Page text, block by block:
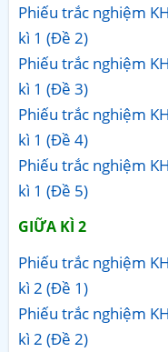
Phiếu trắc nghiệm
kì 1 (Đề 2)
Phiếu trắc nghiệm
kì 1 (Đề 3)
Phiếu trắc nghiệm
kì 1 (Đề 4)
Phiếu trắc nghiệm
kì 1 (Đề 5)
GIỮA KÌ 2
Phiếu trắc nghiệm
kì 2 (Đề 1)
Phiếu trắc nghiệm
kì 2 (Đề 2)